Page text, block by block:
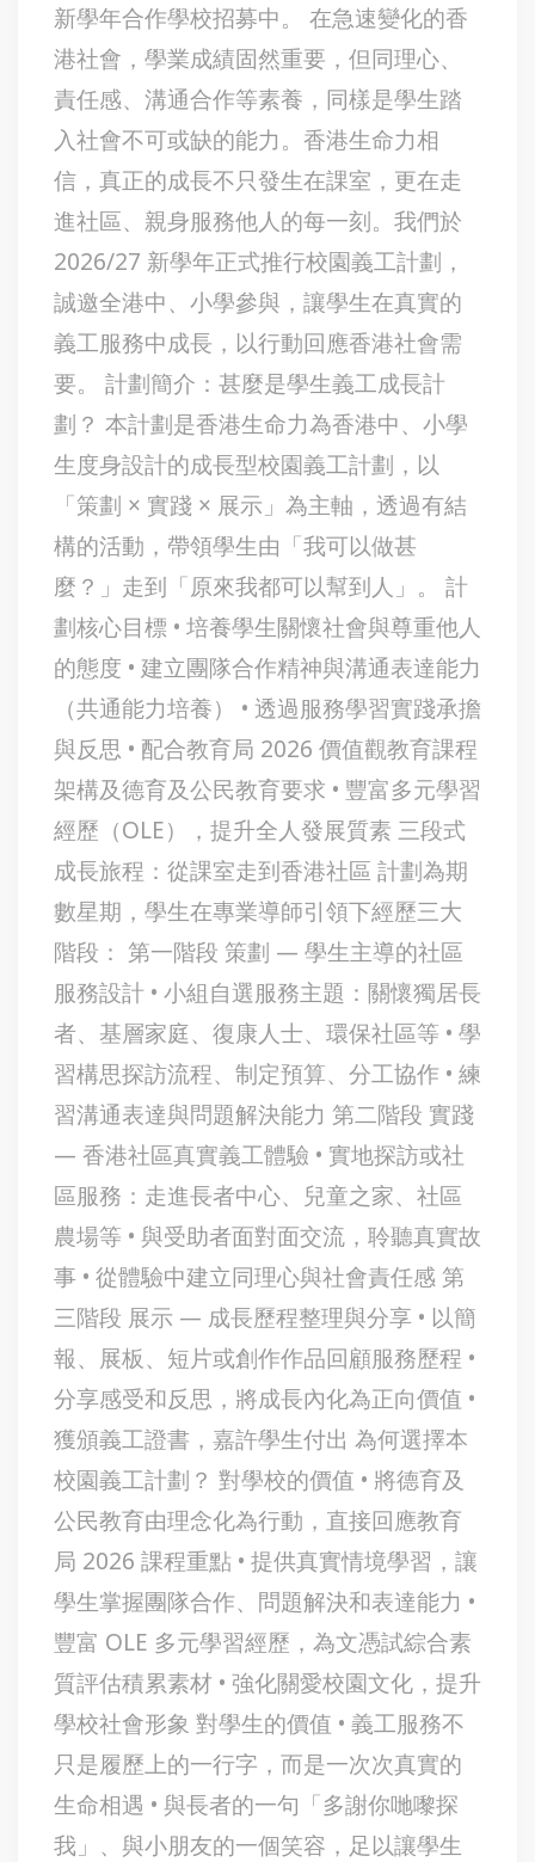
新學年合作學校招募中。 在急速變化的香
港社會，學業成績固然重要，但同理心、
責任感、溝通合作等素養，同樣是學生踏
入社會不可或缺的能力。香港生命力相
信，真正的成長不只發生在課室，更在走
進社區、親身服務他人的每一刻。我們於
2026/27 新學年正式推行校園義工計劃，
誠邀全港中、小學參與，讓學生在真實的
義工服務中成長，以行動回應香港社會需
要。 計劃簡介：甚麼是學生義工成長計
劃？ 本計劃是香港生命力為香港中、小學
生度身設計的成長型校園義工計劃，以
「策劃 × 實踐 × 展示」為主軸，透過有結
構的活動，帶領學生由「我可以做甚
麼？」走到「原來我都可以幫到人」。 計
劃核心目標 • 培養學生關懷社會與尊重他人
的態度 • 建立團隊合作精神與溝通表達能力
（共通能力培養） • 透過服務學習實踐承擔
與反思 • 配合教育局 2026 價值觀教育課程
架構及德育及公民教育要求 • 豐富多元學習
經歷（OLE），提升全人發展質素 三段式
成長旅程：從課室走到香港社區 計劃為期
數星期，學生在專業導師引領下經歷三大
階段： 第一階段 策劃 — 學生主導的社區
服務設計 • 小組自選服務主題：關懷獨居長
者、基層家庭、復康人士、環保社區等 • 學
習構思探訪流程、制定預算、分工協作 • 練
習溝通表達與問題解決能力 第二階段 實踐
— 香港社區真實義工體驗 • 實地探訪或社
區服務：走進長者中心、兒童之家、社區
農場等 • 與受助者面對面交流，聆聽真實故
事 • 從體驗中建立同理心與社會責任感 第
三階段 展示 — 成長歷程整理與分享 • 以簡
報、展板、短片或創作作品回顧服務歷程 •
分享感受和反思，將成長內化為正向價值 •
獲頒義工證書，嘉許學生付出 為何選擇本
校園義工計劃？ 對學校的價值 • 將德育及
公民教育由理念化為行動，直接回應教育
局 2026 課程重點 • 提供真實情境學習，讓
學生掌握團隊合作、問題解決和表達能力 •
豐富 OLE 多元學習經歷，為文憑試綜合素
質評估積累素材 • 強化關愛校園文化，提升
學校社會形象 對學生的價值 • 義工服務不
只是履歷上的一行字，而是一次次真實的
生命相遇 • 與長者的一句「多謝你哋嚟探
我」、與小朋友的一個笑容，足以讓學生